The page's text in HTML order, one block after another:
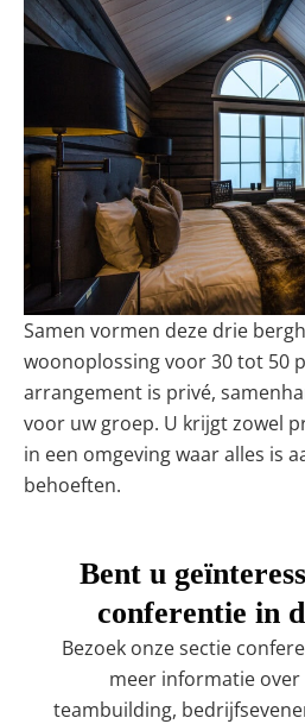
Samen vormen deze drie
woonoplossing voor 30 tot 50
arrangement is privé,
voor uw groep. U krijgt zowel
in een omgeving waar alles is
behoeften.
Bent u
conferentie in
Bezoek onze sectie
meer informatie
teambuilding,